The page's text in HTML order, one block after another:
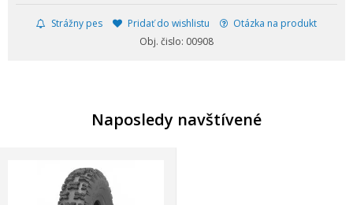
Strážny pes Pridať do wishlistu
Otázka na produkt
Obj. čislo: 00908
Naposledy navštívené